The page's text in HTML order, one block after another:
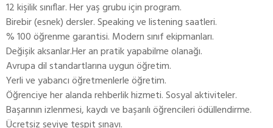
12 kişilik sınıflar. Her yaş grubu için program.
Birebir (esnek) dersler. Speaking ve listening saatleri.
% 100 öğrenme garantisi. Modern sınıf ekipmanları.
Değişik aksanlar.Her an pratik yapabilme olanağı.
Avrupa dil standartlarına uygun öğretim.
Yerli ve yabancı öğretmenlerle öğretim.
Öğrenciye her alanda rehberlik hizmeti. Sosyal aktiviteler.
Başarının izlenmesi, kaydı ve başarılı öğrencileri ödüllendirme.